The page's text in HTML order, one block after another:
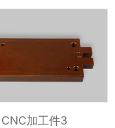
CNC加工件3